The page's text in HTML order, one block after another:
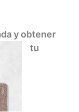
y obtener
tu